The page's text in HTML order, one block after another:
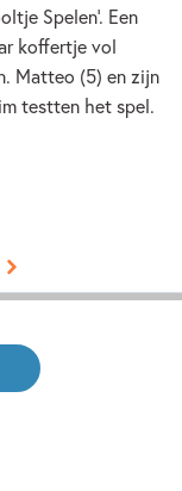
Spelen'. Een
koffertje vol
Matteo (5) en zijn
testten het spel.